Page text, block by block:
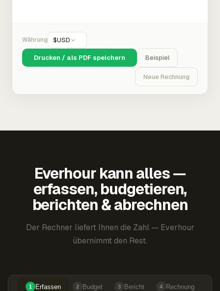
Währung $USD
Drucken / als PDF speichern Beispiel
Neue Rechnung
Everhour kann alles —
erfassen, budgetieren,
berichten & abrechnen
Der Rechner liefert Ihnen die Zahl — Everhour
übernimmt den Rest.
1 Erfassen 2 Budget 3 Bericht 4 Rechnung